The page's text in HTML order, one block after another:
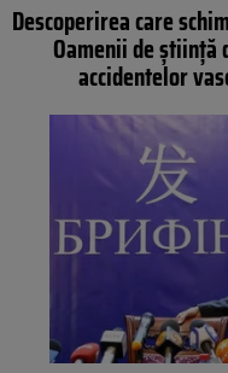
Descoperirea care
Oamenii de știință
accidentelor